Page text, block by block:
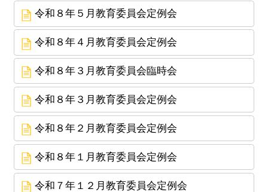
令和８年５月教育委員会定例会
令和８年４月教育委員会定例会
令和８年３月教育委員会臨時会
令和８年３月教育委員会定例会
令和８年２月教育委員会定例会
令和８年１月教育委員会定例会
令和７年１２月教育委員会定例会